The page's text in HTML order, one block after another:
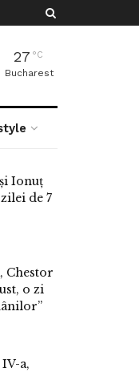
27 °C
Bucharest
Ionuț
de 7
Chestor
o zi
a,